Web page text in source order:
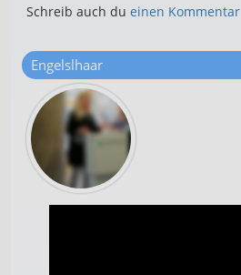
Schreib auch du einen Kommentar
Engelslhaar